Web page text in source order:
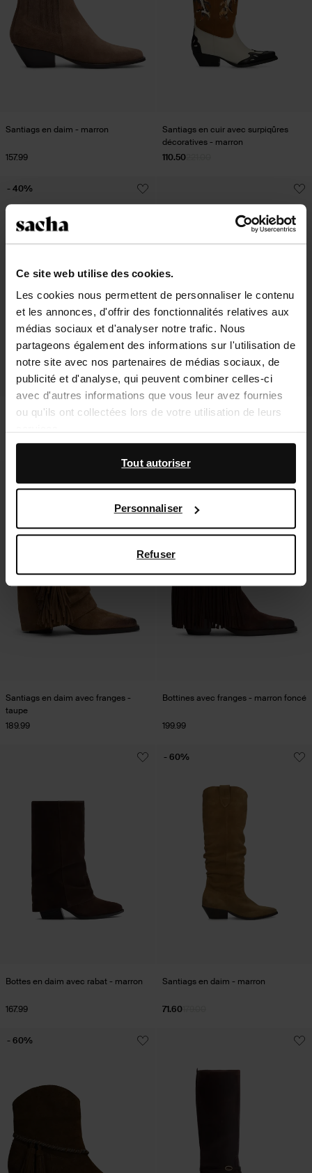
Ce site web utilise des cookies.
Les cookies nous permettent de personnaliser le contenu
et les annonces, d'offrir des fonctionnalités relatives aux
médias sociaux et d'analyser notre trafic. Nous
partageons également des informations sur l'utilisation de
notre site avec nos partenaires de médias sociaux, de
publicité et d'analyse, qui peuvent combiner celles-ci
avec d'autres informations que vous leur avez fournies
ou qu'ils ont collectées lors de votre utilisation de leurs
En outre, nous travaillons avec Google à des fins de
publicité et de mesure. Vous pouvez en savoir plus sur la
page Sécurité et confidentialité des entreprises
de Google,
Tout autoriser
Personnaliser
Refuser
Santiags en daim - marron
157.99
Santiags en cuir avec surpiqûres
décoratives - marron
110.50
Ballerines à lacets - marron
68.99
41.39
- 40%
Bottines à talon cubain - marron
146.99
Santiags en daim avec franges -
taupe
189.99
Bottines avec franges - marron foncé
199.99
Bottes en daim avec rabat - marron
167.99
Santiags en daim - marron
71.60
- 60%
- 60%